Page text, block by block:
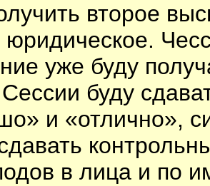
второе
уже буду
буду
и «отлично»,
в лица и по